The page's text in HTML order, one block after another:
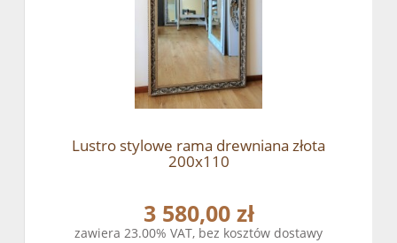
Lustro stylowe rama drewniana złota
200x110
3 580,00 zł
zawiera 23.00% VAT, bez kosztów dostawy